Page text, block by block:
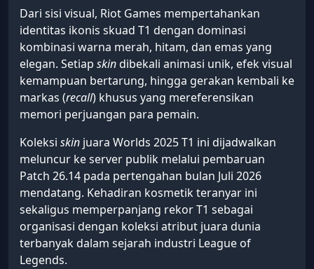
Dari sisi visual, Riot Games mempertahankan
identitas ikonis skuad T1 dengan dominasi
kombinasi warna merah, hitam, dan emas yang
elegan. Setiap skindibekali animasi unik, efek visual
kemampuan bertarung, hingga gerakan kembali ke
markas (recall) khusus yang mereferensikan
memori perjuangan para pemain.
Koleksi skin juara Worlds 2025 T1 ini dijadwalkan
meluncur ke server publik melalui pembaruan
Patch 26.14 pada pertengahan bulan Juli 2026
mendatang. Kehadiran kosmetik teranyar ini
sekaligus memperpanjang rekor T1 sebagai
organisasi dengan koleksi atribut juara dunia
terbanyak dalam sejarah industri League of
Legends.